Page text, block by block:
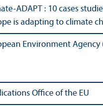
ADAPT : 10 cases
is adapting to climate
Environment Agency
Office of the EU